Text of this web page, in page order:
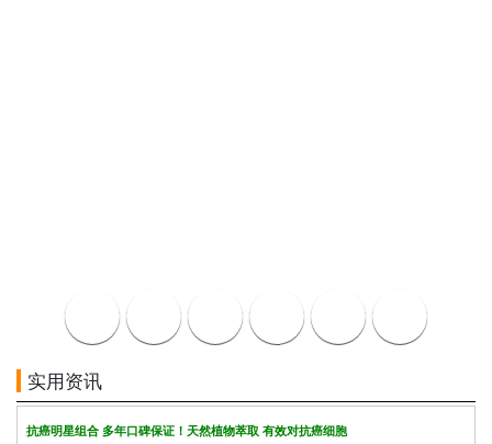
实用资讯
抗癌明星组合 多年口碑保证！天然植物萃取 有效对抗癌细胞